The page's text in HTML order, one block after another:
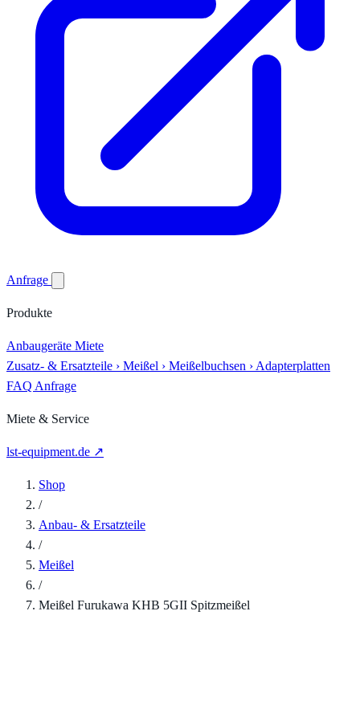
Anfrage
Produkte
Anbaugeräte Miete
Zusatz- & Ersatzteile › Meißel › Meißelbuchsen › Adapterplatten
FAQ Anfrage
Miete & Service
lst-equipment.de ↗
Shop
/
Anbau- & Ersatzteile
/
Meißel
/
Meißel Furukawa KHB 5GII Spitzmeißel